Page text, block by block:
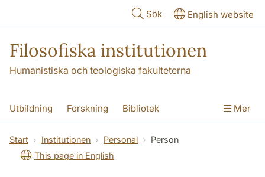
Sök English website
Filosofiska institutionen
Humanistiska och teologiska fakulteterna
Utbildning Forskning Bibliotek
Personal Kontakt Institutionen
Mer
Start Institutionen Personal
Person
This page in English